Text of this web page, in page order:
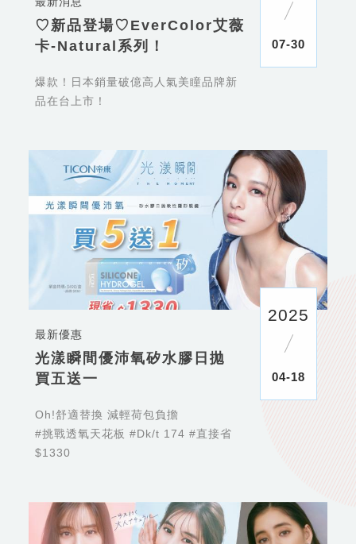
07-30
♡新品登場♡EverColor艾薇
卡-Natural系列！
爆款！日本銷量破億高人氣美瞳品牌新
品在台上市！
2025
04-18
最新優惠
光漾瞬間優沛氧矽水膠日拋
買五送一
Oh!舒適替換 減輕荷包負擔
#挑戰透氧天花板 #Dk/t 174 #直接省
$1330